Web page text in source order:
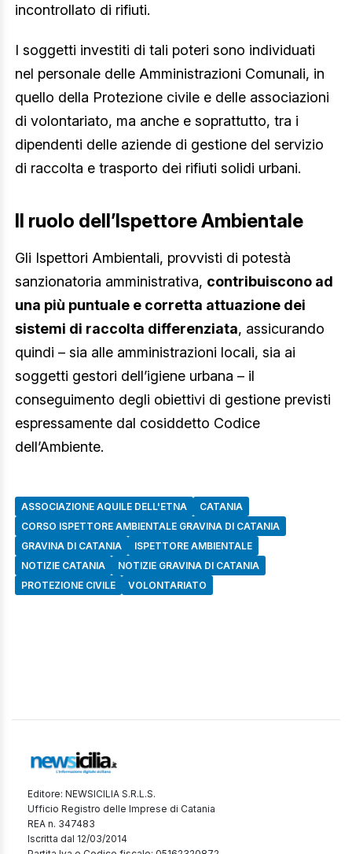
incontrollato di rifiuti.
I soggetti investiti di tali poteri sono individuati
nel personale delle Amministrazioni Comunali, in
quello della Protezione civile e delle associazioni
di volontariato, ma anche e soprattutto, tra i
dipendenti delle aziende di gestione del servizio
di raccolta e trasporto dei rifiuti solidi urbani.
Il ruolo dell’Ispettore Ambientale
Gli Ispettori Ambientali, provvisti di potestà
sanzionatoria amministrativa, contribuiscono ad
una più puntuale e corretta attuazione dei
sistemi di raccolta differenziata, assicurando
quindi – sia alle amministrazioni locali, sia ai
soggetti gestori dell’igiene urbana – il
conseguimento degli obiettivi di gestione previsti
espressamente dal cosiddetto Codice
dell’Ambiente.
ASSOCIAZIONE AQUILE DELL'ETNA
CATANIA
CORSO ISPETTORE AMBIENTALE GRAVINA DI CATANIA
GRAVINA DI CATANIA
ISPETTORE AMBIENTALE
NOTIZIE CATANIA
NOTIZIE GRAVINA DI CATANIA
PROTEZIONE CIVILE
VOLONTARIATO
Editore: NEWSICILIA S.R.L.S.
Ufficio Registro delle Imprese di Catania
REA n. 347483
Iscritta dal 12/03/2014